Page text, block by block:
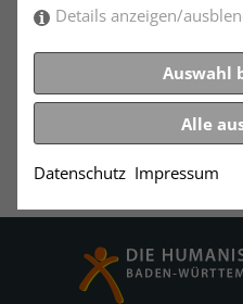
Weitere Chortermine in
bei Caroline Herre, Tel.:
Details anzeigen/
Auswahl
Alle
Datenschutz Impressum